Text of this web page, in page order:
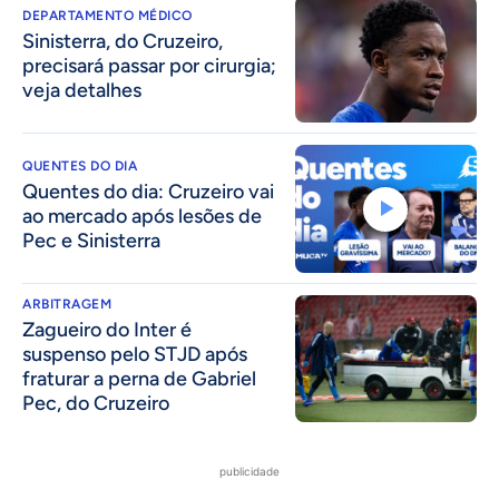
DEPARTAMENTO MÉDICO
Sinisterra, do Cruzeiro,
precisará passar por cirurgia;
veja detalhes
QUENTES DO DIA
Quentes do dia: Cruzeiro vai
ao mercado após lesões de
Pec e Sinisterra
ARBITRAGEM
Zagueiro do Inter é
suspenso pelo STJD após
fraturar a perna de Gabriel
Pec, do Cruzeiro
publicidade